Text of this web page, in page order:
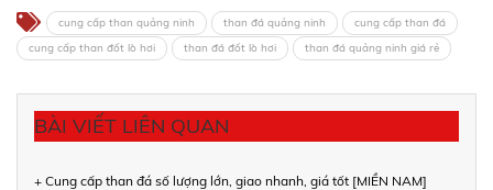
cung cấp than quảng ninh than đá quảng ninh
cung cấp than đá
cung cấp than đốt lò hơi
than đá đốt lò hơi than đá quảng ninh giá rẻ
BÀI VIẾT LIÊN QUAN
+ Cung cấp than đá số lượng lớn, giao nhanh, giá tốt [MIỀN NAM]